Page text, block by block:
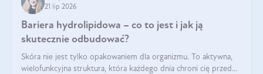
21 lip 2026
Bariera hydrolipidowa – co to jest i jak ją
skutecznie odbudować?
Skóra nie jest tylko opakowaniem dla organizmu. To aktywna,
wielofunkcyjna struktura, która każdego dnia chroni cię przed